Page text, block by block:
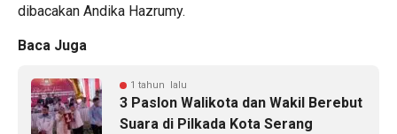
dibacakan Andika Hazrumy.
Baca Juga
1 tahun lalu
3 Paslon Walikota dan Wakil Berebut
Suara di Pilkada Kota Serang